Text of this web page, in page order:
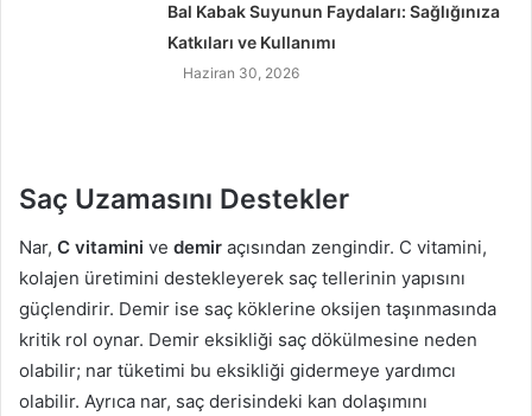
Bal Kabak Suyunun Faydaları: Sağlığınıza
Katkıları ve Kullanımı
Haziran 30, 2026
Saç Uzamasını Destekler
Nar, C vitamini ve demir açısından zengindir. C vitamini,
kolajen üretimini destekleyerek saç tellerinin yapısını
güçlendirir. Demir ise saç köklerine oksijen taşınmasında
kritik rol oynar. Demir eksikliği saç dökülmesine neden
olabilir; nar tüketimi bu eksikliği gidermeye yardımcı
olabilir. Ayrıca nar, saç derisindeki kan dolaşımını